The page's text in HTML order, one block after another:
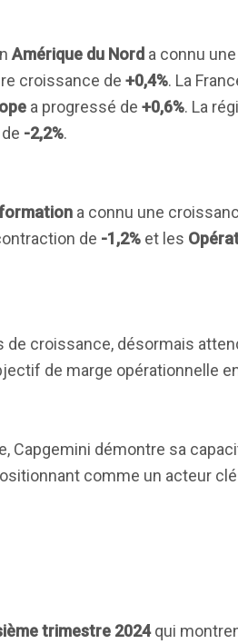
Amérique du Nord a connu
croissance de +0,4%. La
a progressé de +0,6%. La
-2,2%.
a connu une
de -1,2% et les
de croissance, désormais
de marge opérationnelle
Capgemini démontre sa
comme un acteur
trimestre 2024qui